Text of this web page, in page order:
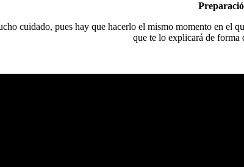
cuidado, pues hay que hacerlo el mismo momento en el
que te lo explicará de forma